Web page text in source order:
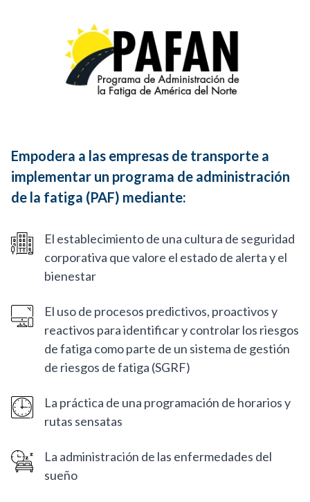
Empodera a las empresas de transporte a
implementar un programa de administración
de la fatiga (PAF) mediante:
El establecimiento de una cultura de seguridad
corporativa que valore el estado de alerta y el
bienestar
El uso de procesos predictivos, proactivos y
reactivos para identificar y controlar los riesgos
de fatiga como parte de un sistema de gestión
de riesgos de fatiga (SGRF)
La práctica de una programación de horarios y
rutas sensatas
La administración de las enfermedades del
sueño